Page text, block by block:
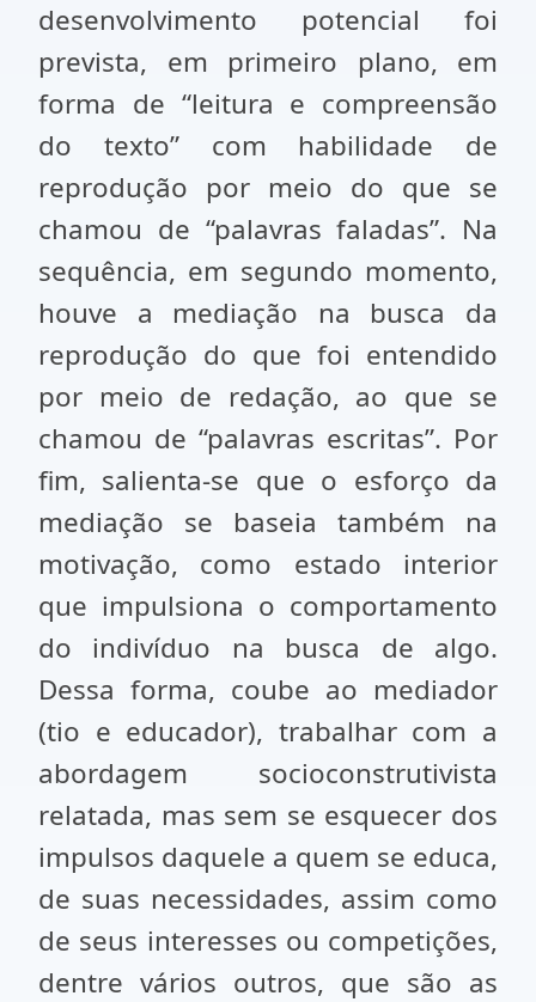
desenvolvimento potencial foi
prevista, em primeiro plano, em
forma de “leitura e compreensão
do texto” com habilidade de
reprodução por meio do que se
chamou de “palavras faladas”. Na
sequência, em segundo momento,
houve a mediação na busca da
reprodução do que foi entendido
por meio de redação, ao que se
chamou de “palavras escritas”. Por
fim, salienta-se que o esforço da
mediação se baseia também na
motivação, como estado interior
que impulsiona o comportamento
do indivíduo na busca de algo.
Dessa forma, coube ao mediador
(tio e educador), trabalhar com a
abordagem socioconstrutivista
relatada, mas sem se esquecer dos
impulsos daquele a quem se educa,
de suas necessidades, assim como
de seus interesses ou competições,
dentre vários outros, que são as